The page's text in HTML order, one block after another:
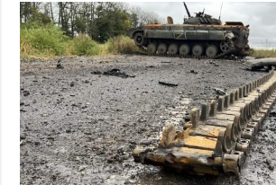
Política
Economía
Defensa
Sociedad y
Cultura
Deportes
Crimen